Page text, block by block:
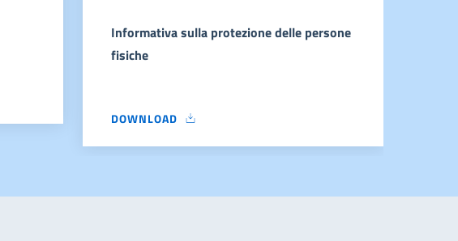
Informativa sulla protezione delle persone
fisiche
DOWNLOAD
INFORMATIVA SULLA PROTEZIONE DELLE PERSONE FISICHE